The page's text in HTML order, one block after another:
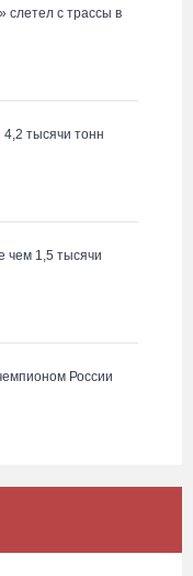
слетел с трассы в
тысячи тонн
чем 1,5 тысячи
России